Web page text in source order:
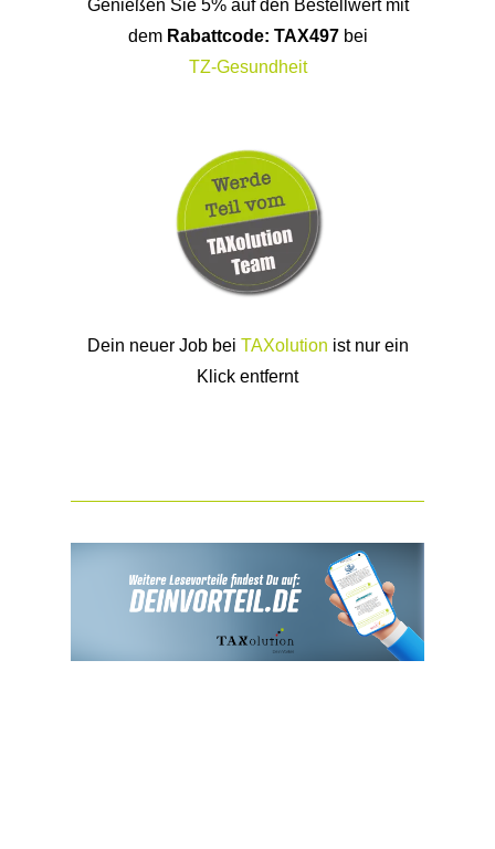
Genießen Sie 5% auf den Bestellwert mit
dem Rabattcode: TAX497 bei
TZ-Gesundheit
Dein neuer Job bei TAXolution ist nur ein
Klick entfernt